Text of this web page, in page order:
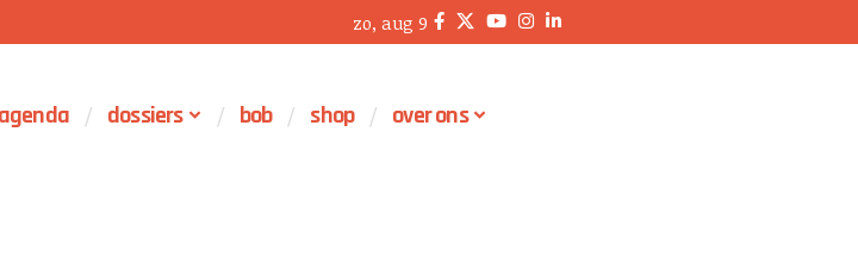
zo, aug 9
agenda dossiers bob shop over ons